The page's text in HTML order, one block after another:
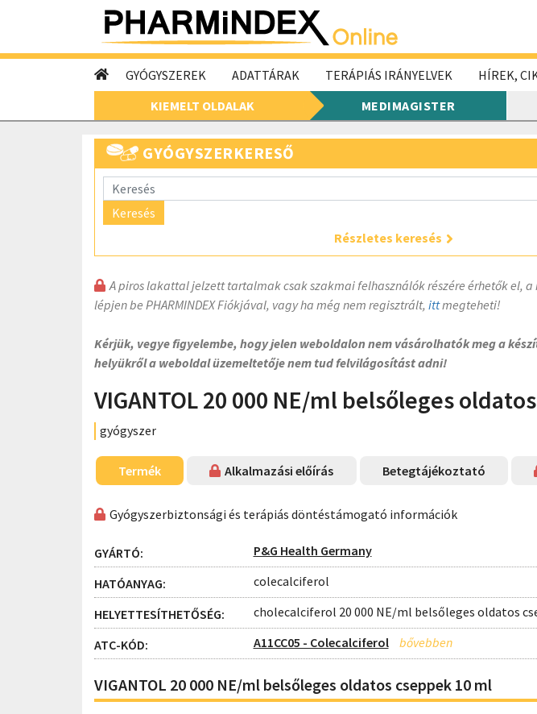
GYÓGYSZEREK ADATTÁRAK TERÁPIÁS IRÁNYELVEK HÍREK,
KIEMELT OLDALAK
MEDIMAGISTER
GYÓGYSZERKERESŐ
Keresés
Részletes keresés
A piros lakattal jelzett tartalmak csak szakmai felhasználók részére érhetők el,
lépjen be PHARMINDEX Fiókjával, vagy ha még nem regisztrált, ittmegteheti!
Kérjük, vegye figyelembe, hogy jelen weboldalon nem vásárolhatók meg a
helyükről a weboldal üzemeltetője nem tud felvilágosítást adni!
VIGANTOL 20 000 NE/ml belsőleges
gyógyszer
Termék Alkalmazási előírás Betegtájékoztató
Gyógyszerbiztonsági és terápiás döntéstámogató információk
GYÁRTÓ: P&G Health Germany
HATÓANYAG: colecalciferol
HELYETTESÍTHETŐSÉG: cholecalciferol 20 000 NE/ml belsőleges oldatos
ATC-KÓD: A11CC05 - Colecalciferol
VIGANTOL 20 000 NE/ml belsőleges oldatos cseppek 10 ml